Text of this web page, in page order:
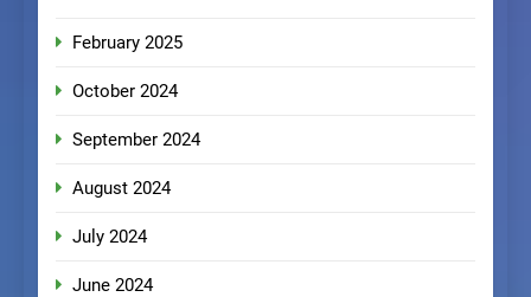
February 2025
October 2024
September 2024
August 2024
July 2024
June 2024